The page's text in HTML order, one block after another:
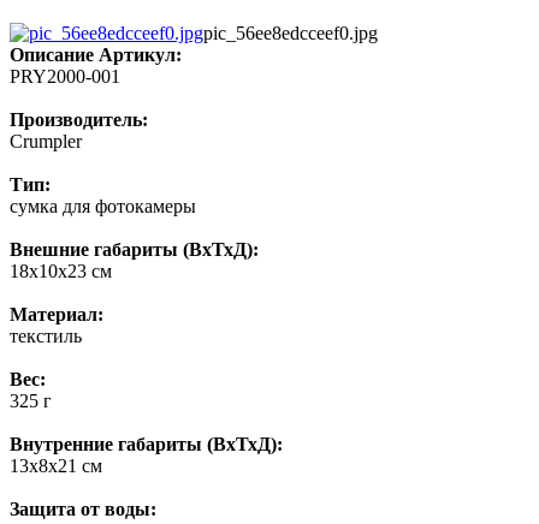
pic_56ee8edcceef0.jpg
Описание Артикул:
PRY2000-001
Производитель:
Crumpler
Тип:
сумка для фотокамеры
Внешние габариты (ВхТхД):
18х10х23 см
Материал:
текстиль
Вес:
325 г
Внутренние габариты (ВхТхД):
13х8х21 см
Защита от воды: